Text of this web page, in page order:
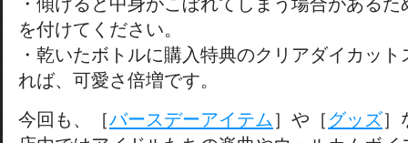
を付けてください。
・乾いたボトルに購入特典のクリアダイカッ
れば、可愛さ倍増です。
今回も、［バースデーアイテム ］や［ グッズ］